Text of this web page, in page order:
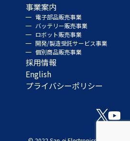
事業案内
電子部品販売事業
バッテリー販売事業
ロボット販売事業
開発/製造受託サービス事業
個別商品販売事業
採用情報
English
プライバシーポリシー